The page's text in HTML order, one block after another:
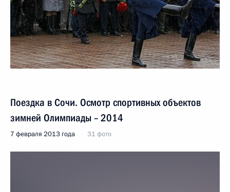
Поездка в Сочи. Осмотр спортивных объектов
зимней Олимпиады – 2014
7 февраля 2013 года 31 фото